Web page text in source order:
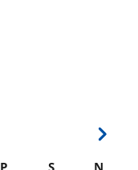
P S N